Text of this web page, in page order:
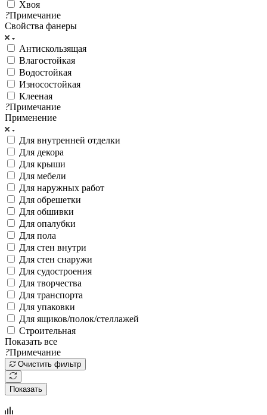
Хвоя
?Примечание
Свойства фанеры
Антискользящая
Влагостойкая
Водостойкая
Износостойкая
Клееная
?Примечание
Применение
Для внутренней отделки
Для декора
Для крыши
Для мебели
Для наружных работ
Для обрешетки
Для обшивки
Для опалубки
Для пола
Для стен внутри
Для стен снаружи
Для судостроения
Для творчества
Для транспорта
Для упаковки
Для ящиков/полок/стеллажей
Строительная
Показать все
?Примечание
Очистить фильтр
Показать